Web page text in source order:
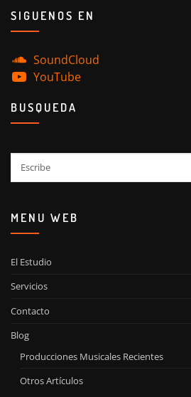
SIGUENOS EN
SoundCloud
YouTube
BUSQUEDA
MENU WEB
El Estudio
Servicios
Contacto
Blog
Producciones Musicales Recientes
Otros Artículos